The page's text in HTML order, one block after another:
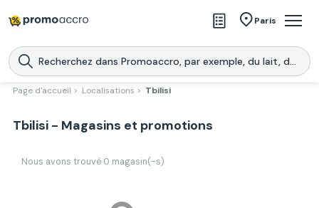
Paris
Magasins
Produits
Promoaccro
Page d'accueil > Localisations > Tbilisi
Tbilisi - Magasins et promotions
Nous avons trouvé 0 magasin(-s)